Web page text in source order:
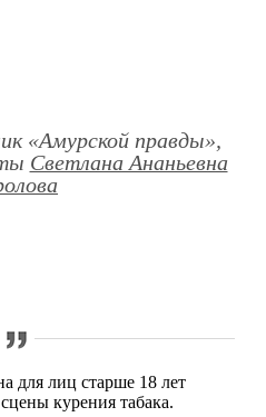
«Амурской правды»,
Светлана Ананьевна
для лиц старше 18 лет
курения табака.